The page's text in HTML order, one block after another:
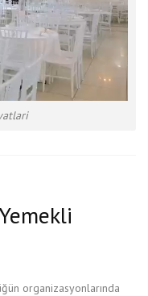
organizasyonlarında